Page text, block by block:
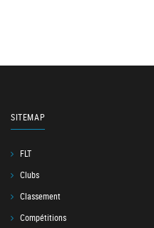
SITEMAP
FLT
Clubs
Classement
Compétitions